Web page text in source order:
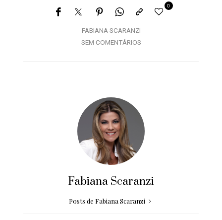
FABIANA SCARANZI
0
SEM COMENTÁRIOS
Fabiana Scaranzi
Posts de Fabiana Scaranzi